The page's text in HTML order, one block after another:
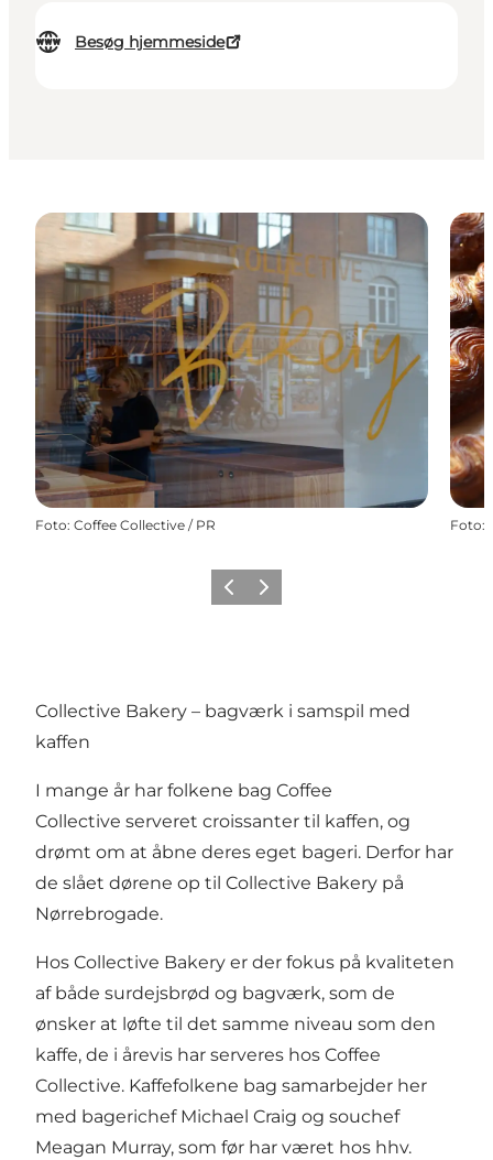
Besøg hjemmeside
Foto: Coffee Collective / PR Foto:
ForrigeNæste
Collective Bakery – bagværk i samspil med
kaffen
I mange år har folkene bag Coffee
Collective serveret croissanter til kaffen, og
drømt om at åbne deres eget bageri. Derfor har
de slået dørene op til Collective Bakery på
Nørrebrogade.
Hos Collective Bakery er der fokus på kvaliteten
af både surdejsbrød og bagværk, som de
ønsker at løfte til det samme niveau som den
kaffe, de i årevis har serveres hos Coffee
Collective. Kaffefolkene bag samarbejder her
med bagerichef Michael Craig og souchef
Meagan Murray, som før har været hos hhv.